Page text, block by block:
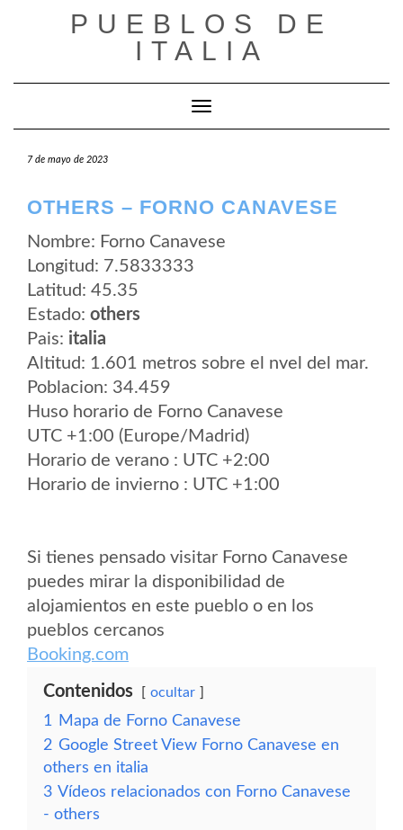
PUEBLOS DE
ITALIA
Cambiar modo de navegación
7 de mayo de 2023
OTHERS – FORNO CANAVESE
Nombre: Forno Canavese
Longitud: 7.5833333
Latitud: 45.35
Estado: others
Pais: italia
Altitud: 1.601 metros sobre el nvel del mar.
Poblacion: 34.459
Huso horario de Forno Canavese
UTC +1:00 (Europe/Madrid)
Horario de verano : UTC +2:00
Horario de invierno : UTC +1:00
Si tienes pensado visitar Forno Canavese
puedes mirar la disponibilidad de
alojamientos en este pueblo o en los
pueblos cercanos
Booking.com
Contenidos ocultar
1
Mapa de Forno Canavese
2 Google Street View Forno Canavese en
others en italia
3 Vídeos relacionados con Forno Canavese
- others